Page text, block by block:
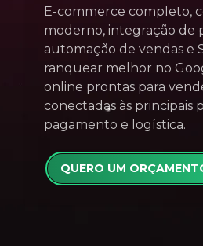
E-commerce completo,
moderno, integração de
automação de vendas e
ranquear melhor no
online prontas para
conectadas às principais
pagamento e logística.
QUERO UM